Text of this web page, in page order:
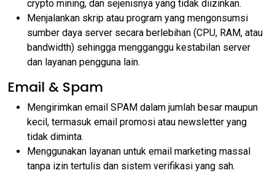
crypto mining, dan sejenisnya yang tidak diizinkan.
Menjalankan skrip atau program yang mengonsumsi
sumber daya server secara berlebihan (CPU, RAM, atau
bandwidth) sehingga mengganggu kestabilan server
dan layanan pengguna lain.
Email & Spam
Mengirimkan email SPAM dalam jumlah besar maupun
kecil, termasuk email promosi atau newsletter yang
tidak diminta.
Menggunakan layanan untuk email marketing massal
tanpa izin tertulis dan sistem verifikasi yang sah.